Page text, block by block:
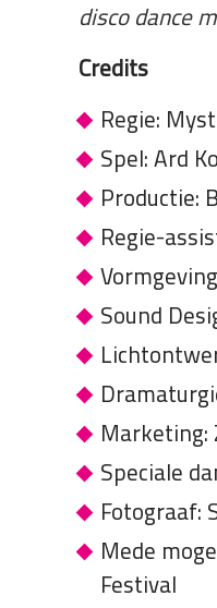
disco dance
Credits
Regie:
Spel: Ard
Productie:
Regie-
Sound
Marketing:
Speciale
Fotograaf:
Mede
Festival